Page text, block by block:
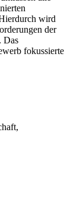
wird
der
Das
fokussierte